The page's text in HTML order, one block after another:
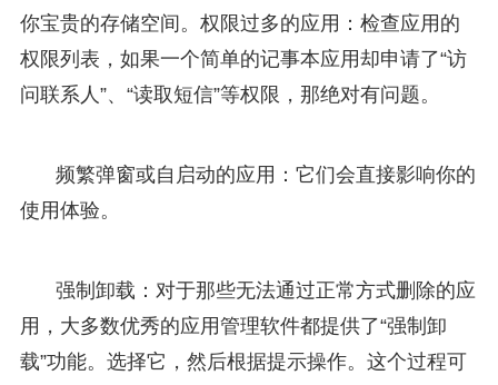
你宝贵的存储空间。权限过多的应用：检查应用的
权限列表，如果一个简单的记事本应用却申请了“访
问联系人”、“读取短信”等权限，那绝对有问题。
频繁弹窗或自启动的应用：它们会直接影响你的
使用体验。
强制卸载：对于那些无法通过正常方式删除的应
用，大多数优秀的应用管理软件都提供了“强制卸
载”功能。选择它，然后根据提示操作。这个过程可